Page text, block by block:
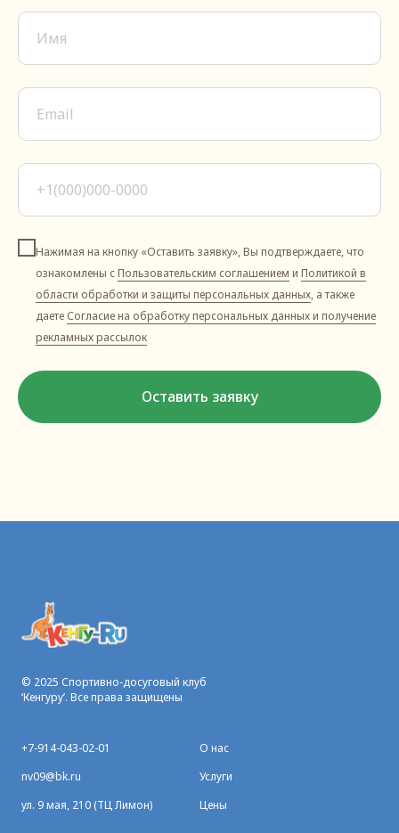
Нажимая на кнопку «Оставить заявку», Вы подтверждаете, что
ознакомлены с Пользовательским соглашением и Политикой в
области обработки и защиты персональных данных, а также
даете Согласие на обработку персональных данных и получение
рекламных рассылок
Оставить заявку
© 2025 Спортивно-досуговый клуб
‘Кенгуру’. Все права защищены
+7-914-043-02-01
nv09@bk.ru
ул. 9 мая, 210 (ТЦ Лимон)
О нас
Услуги
Цены